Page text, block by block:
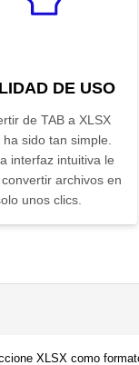
DE USO
de TAB a XLSX
ha sido tan simple.
interfaz intuitiva le
archivos en
unos clics.
XLSX como